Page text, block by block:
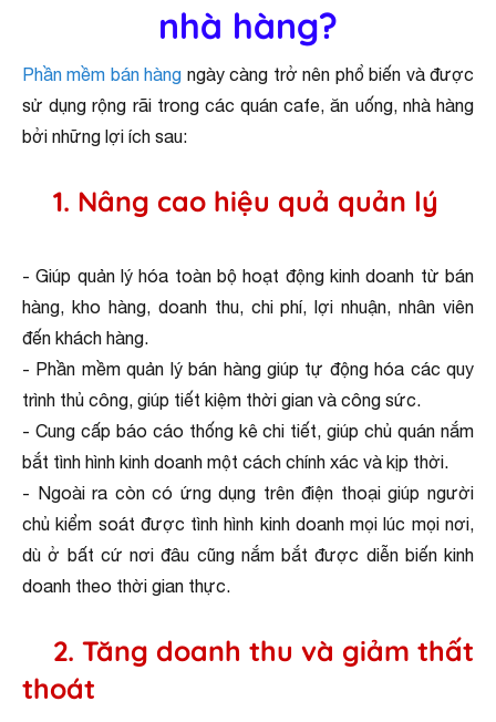
nhà hàng?
Phần mềm bán hàng ngày càng trở nên phổ biến và được
sử dụng rộng rãi trong các quán cafe, ăn uống, nhà hàng
bởi những lợi ích sau:
1. Nâng cao hiệu quả quản lý
- Giúp quản lý hóa toàn bộ hoạt động kinh doanh từ bán
hàng, kho hàng, doanh thu, chi phí, lợi nhuận, nhân viên
đến khách hàng.
- Phần mềm quản lý bán hàng giúp tự động hóa các quy
trình thủ công, giúp tiết kiệm thời gian và công sức.
- Cung cấp báo cáo thống kê chi tiết, giúp chủ quán nắm
bắt tình hình kinh doanh một cách chính xác và kịp thời.
- Ngoài ra còn có ứng dụng trên điện thoại giúp người
chủ kiểm soát được tình hình kinh doanh mọi lúc mọi nơi,
dù ở bất cứ nơi đâu cũng nắm bắt được diễn biến kinh
doanh theo thời gian thực.
2. Tăng doanh thu và giảm thất
thoát